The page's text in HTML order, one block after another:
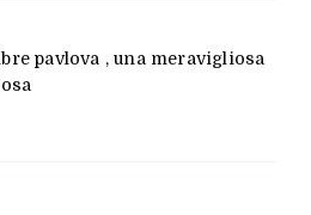
pavlova , una meravigliosa